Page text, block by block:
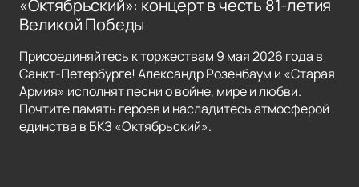
«Октябрьский»: концерт в честь 81-летия
Великой Победы
Присоединяйтесь к торжествам 9 мая 2026 года в
Санкт-Петербурге! Александр Розенбаум и «Старая
Армия» исполнят песни о войне, мире и любви.
Почтите память героев и насладитесь атмосферой
единства в БКЗ «Октябрьский».